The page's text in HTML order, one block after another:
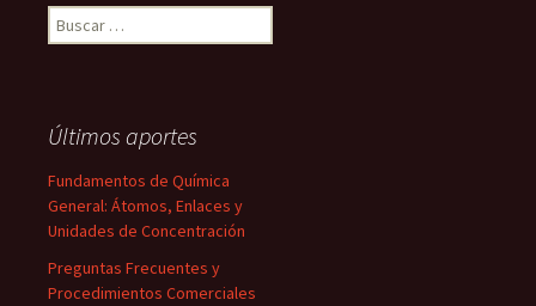
Buscar:
Últimos aportes
Fundamentos de Química
General: Átomos, Enlaces y
Unidades de Concentración
Preguntas Frecuentes y
Procedimientos Comerciales